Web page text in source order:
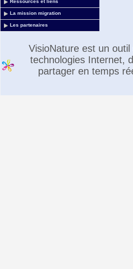
Ressources et liens
La mission migration
Les partenaires
VisioNature est un
technologies Internet,
partager en temps